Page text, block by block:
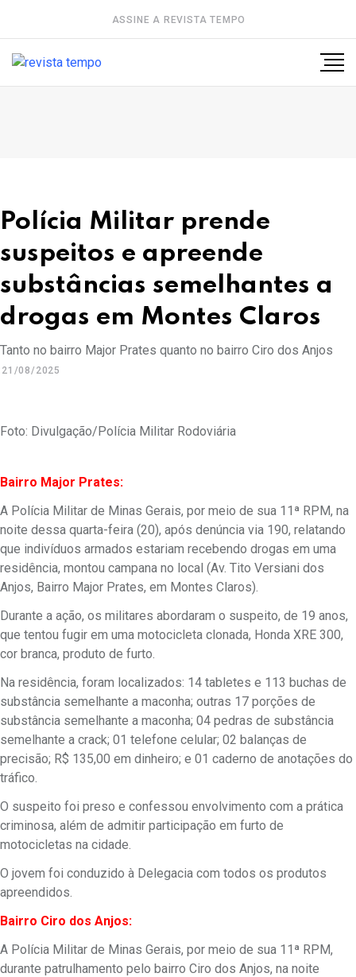
ASSINE A REVISTA TEMPO
Polícia Militar prende
suspeitos e apreende
substâncias semelhantes a
drogas em Montes Claros
Tanto no bairro Major Prates quanto no bairro Ciro dos Anjos
21/08/2025
Foto: Divulgação/Polícia Militar Rodoviária
Bairro Major Prates:
A Polícia Militar de Minas Gerais, por meio de sua 11ª RPM, na
noite dessa quarta-feira (20), após denúncia via 190, relatando
que indivíduos armados estariam recebendo drogas em uma
residência, montou campana no local (Av. Tito Versiani dos
Anjos, Bairro Major Prates, em Montes Claros).
Durante a ação, os militares abordaram o suspeito, de 19 anos,
que tentou fugir em uma motocicleta clonada, Honda XRE 300,
cor branca, produto de furto.
Na residência, foram localizados: 14 tabletes e 113 buchas de
substância semelhante a maconha; outras 17 porções de
substância semelhante a maconha; 04 pedras de substância
semelhante a crack; 01 telefone celular; 02 balanças de
precisão; R$ 135,00 em dinheiro; e 01 caderno de anotações do
tráfico.
O suspeito foi preso e confessou envolvimento com a prática
criminosa, além de admitir participação em furto de
motocicletas na cidade.
O jovem foi conduzido à Delegacia com todos os produtos
apreendidos.
Bairro Ciro dos Anjos:
A Polícia Militar de Minas Gerais, por meio de sua 11ª RPM,
durante patrulhamento pelo bairro Ciro dos Anjos, na noite